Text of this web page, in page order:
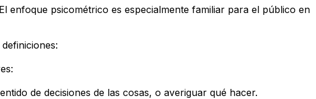
enfoque psicométrico es especialmente familiar para el público en
de decisiones de las cosas, o averiguar qué hacer.